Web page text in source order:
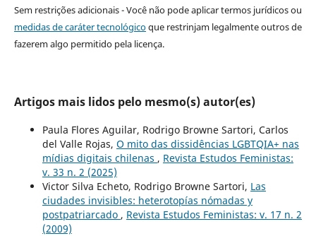
Sem restrições adicionais - Você não pode aplicar termos jurídicos ou
medidas de caráter tecnológicoque restrinjam legalmente outros de
fazerem algo permitido pela licença.
Artigos mais lidos pelo mesmo(s) autor(es)
Paula Flores Aguilar, Rodrigo Browne Sartori, Carlos
del Valle Rojas, O mito das dissidências LGBTQIA+ nas
mídias digitais chilenas , Revista Estudos Feministas:
v. 33 n. 2 (2025)
Victor Silva Echeto, Rodrigo Browne Sartori, Las
ciudades invisibles: heterotopías nómadas y
postpatriarcado , Revista Estudos Feministas: v. 17 n. 2
(2009)